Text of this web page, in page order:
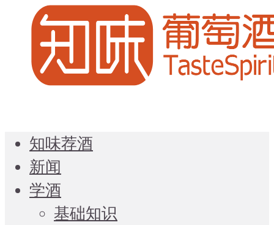
知味荐酒
新闻
学酒
基础知识